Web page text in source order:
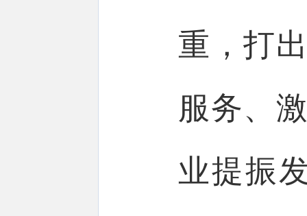
重，打
服务、
业提振